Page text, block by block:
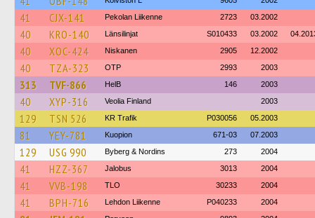
41 CJX-141 Pekolan Liikenne 2723 03.2002
40 KRO-140 Länsilinjat S010433 03.2002
40 XOC-424 Niskanen 2905 12.2002
40 TZA-323 OTP 2993 2003
313 TVF-866 HelB 146 2003
40 XYP-316 Veolia Finland 2003
129 TSN 526 KR Trafik P030056 05.2003
81 YEY-781 Kuopion 671-03 07.2003
129 USG 990 Byberg & Nordins 273 2004
41 HZZ-367 Jalobus 3013 2004
41 VVB-198 TLO 30233 2004
41 BPH-716 Lehdon Liikenne P040233 2004